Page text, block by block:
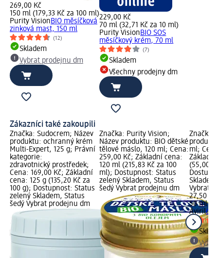
269,00 Kč
150 ml (179,33 Kč za 100 ml)
Purity VisionBIO měsíčková
zinková mast, 150 ml
(12)
Skladem
Vybrat prodejnu dm
229,00 Kč
70 ml (32,71 Kč za 10 ml)
Purity VisionBIO SOS
měsíčkový krém, 70 ml
(7)
Skladem
Všechny prodejny dm
Zákazníci také zakoupili
Značka: Sudocrem; Název
produktu: ochranný krém
Multi-Expert, 125 g; Právní
kategorie:
zdravotnický prostředek;
Cena: 169,00 Kč; Základní
cena: 125 g (135,20 Kč za
100 g); Dostupnost: Status
zelený Skladem, Status
šedý Vybrat prodejnu dm
Značka: Purity Vision;
Název produktu: BIO dětské
tělové máslo, 120 ml; Cena:
259,00 Kč; Základní cena:
120 ml (215,83 Kč za 100
ml); Dostupnost: Status
zelený Skladem, Status
šedý Vybrat prodejnu dm
Značka:
ml;
(55,00
Vybrat
27,50 Kč
50 ml
Aviril